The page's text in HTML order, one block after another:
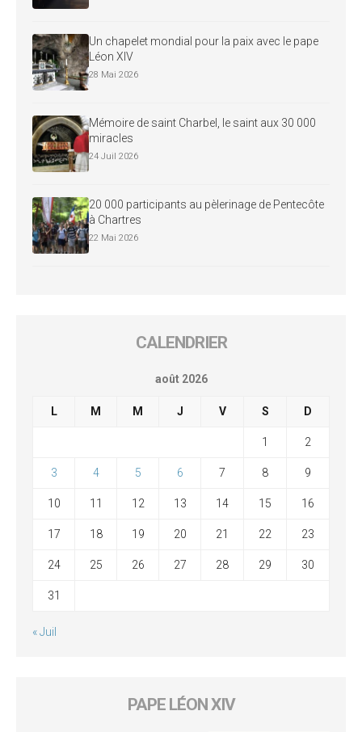
Un chapelet mondial pour la paix avec le pape
Léon XIV
28 Mai 2026
Mémoire de saint Charbel, le saint aux 30 000
miracles
24 Juil 2026
20 000 participants au pèlerinage de Pentecôte
à Chartres
22 Mai 2026
CALENDRIER
août 2026
L M M J V S D
1 2
3 4 5 6 7 8 9
10 11 12 13 14 15 16
17 18 19 20 21 22 23
24 25 26 27 28 29 30
31
« Juil
PAPE LÉON XIV